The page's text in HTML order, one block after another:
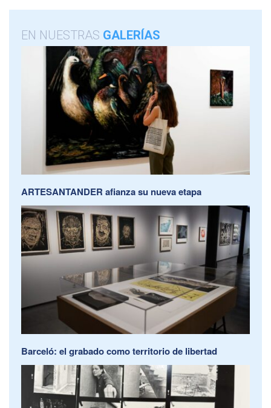
EN NUESTRAS GALERÍAS
ARTESANTANDER afianza su nueva etapa
Barceló: el grabado como territorio de libertad